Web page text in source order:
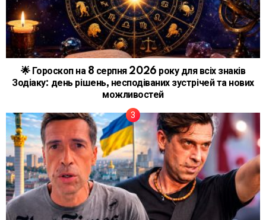
🌟 Гороскоп на 8 серпня 2026 року для всіх знаків
Зодіаку: день рішень, несподіваних зустрічей та нових
можливостей